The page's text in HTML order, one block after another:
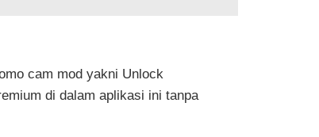
cam mod yakni Unlock
di dalam aplikasi ini tanpa